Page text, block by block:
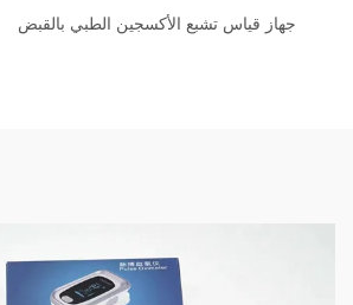
جهاز قياس تشبع الأكسجين الطبي بالقبض